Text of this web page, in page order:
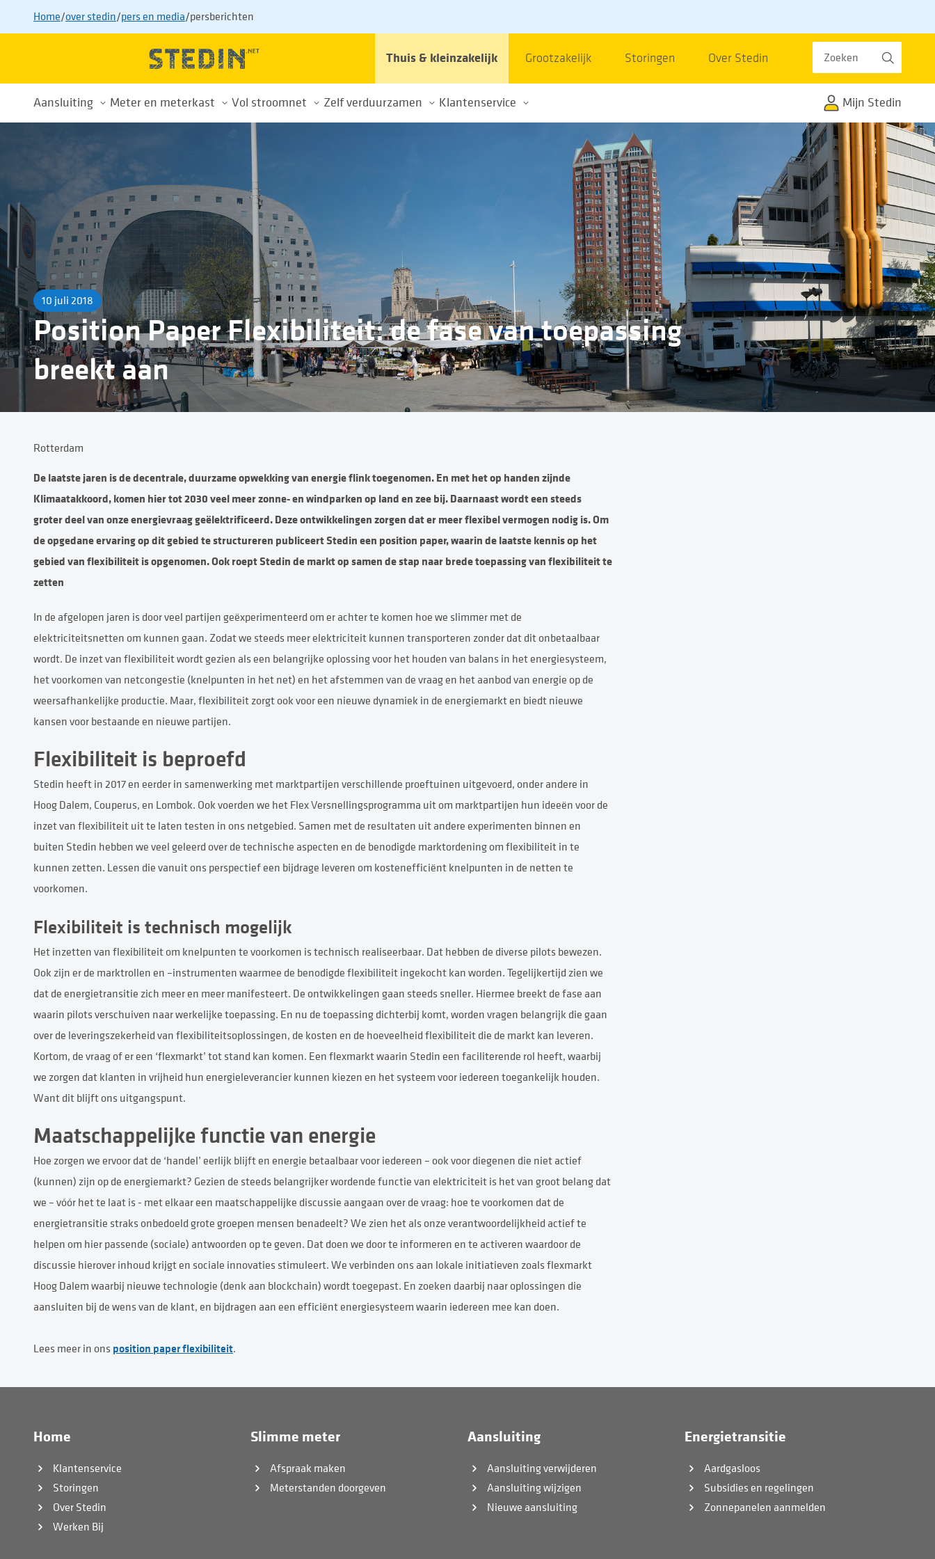
Home/over stedin/pers en media/persberichten
Thuis & kleinzakelijk Grootzakelijk Storingen Over Stedin
Aansluiting
Alles over uw aansluiting
Nieuwe aansluiting
Aansluiting aanpassen
Aansluiting verwijderen
Tarieven
Voorkom afsluiting
Meter en meterkast
Energiemeters
Energiemeterwissel
Slimme meter
Privacy
Vol stroomnet
Drukte op het stroomnet
Wachtlijst
Tips voor slim gebruik energienet
Buurtaanpak
Zelf verduurzamen Klantenservice Mijn Stedin
10 juli 2018
Position Paper Flexibiliteit: de fase van toepassing
breekt aan
Rotterdam
De laatste jaren is de decentrale, duurzame opwekking van energie flink toegenomen. En met het op handen zijnde
Klimaatakkoord, komen hier tot 2030 veel meer zonne- en windparken op land en zee bij. Daarnaast wordt een steeds
groter deel van onze energievraag geëlektrificeerd. Deze ontwikkelingen zorgen dat er meer flexibel vermogen nodig is. Om
de opgedane ervaring op dit gebied te structureren publiceert Stedin een position paper, waarin de laatste kennis op het
gebied van flexibiliteit is opgenomen. Ook roept Stedin de markt op samen de stap naar brede toepassing van flexibiliteit te
zetten
In de afgelopen jaren is door veel partijen geëxperimenteerd om er achter te komen hoe we slimmer met de
elektriciteitsnetten om kunnen gaan. Zodat we steeds meer elektriciteit kunnen transporteren zonder dat dit onbetaalbaar
wordt. De inzet van flexibiliteit wordt gezien als een belangrijke oplossing voor het houden van balans in het energiesysteem,
het voorkomen van netcongestie (knelpunten in het net) en het afstemmen van de vraag en het aanbod van energie op de
weersafhankelijke productie. Maar, flexibiliteit zorgt ook voor een nieuwe dynamiek in de energiemarkt en biedt nieuwe
kansen voor bestaande en nieuwe partijen.
Flexibiliteit is beproefd
Stedin heeft in 2017 en eerder in samenwerking met marktpartijen verschillende proeftuinen uitgevoerd, onder andere in
Hoog Dalem, Couperus, en Lombok. Ook voerden we het Flex Versnellingsprogramma uit om marktpartijen hun ideeën voor de
inzet van flexibiliteit uit te laten testen in ons netgebied. Samen met de resultaten uit andere experimenten binnen en
buiten Stedin hebben we veel geleerd over de technische aspecten en de benodigde marktordening om flexibiliteit in te
kunnen zetten. Lessen die vanuit ons perspectief een bijdrage leveren om kostenefficiënt knelpunten in de netten te
voorkomen.
Flexibiliteit is technisch mogelijk
Het inzetten van flexibiliteit om knelpunten te voorkomen is technisch realiseerbaar. Dat hebben de diverse pilots bewezen.
Ook zijn er de marktrollen en –instrumenten waarmee de benodigde flexibiliteit ingekocht kan worden. Tegelijkertijd zien we
dat de energietransitie zich meer en meer manifesteert. De ontwikkelingen gaan steeds sneller. Hiermee breekt de fase aan
waarin pilots verschuiven naar werkelijke toepassing. En nu de toepassing dichterbij komt, worden vragen belangrijk die gaan
over de leveringszekerheid van flexibiliteitsoplossingen, de kosten en de hoeveelheid flexibiliteit die de markt kan leveren.
Kortom, de vraag of er een ‘flexmarkt’ tot stand kan komen. Een flexmarkt waarin Stedin een faciliterende rol heeft, waarbij
we zorgen dat klanten in vrijheid hun energieleverancier kunnen kiezen en het systeem voor iedereen toegankelijk houden.
Want dit blijft ons uitgangspunt.
Maatschappelijke functie van energie
Hoe zorgen we ervoor dat de ‘handel’ eerlijk blijft en energie betaalbaar voor iedereen – ook voor diegenen die niet actief
(kunnen) zijn op de energiemarkt? Gezien de steeds belangrijker wordende functie van elektriciteit is het van groot belang dat
we – vóór het te laat is - met elkaar een maatschappelijke discussie aangaan over de vraag: hoe te voorkomen dat de
energietransitie straks onbedoeld grote groepen mensen benadeelt? We zien het als onze verantwoordelijkheid actief te
helpen om hier passende (sociale) antwoorden op te geven. Dat doen we door te informeren en te activeren waardoor de
discussie hierover inhoud krijgt en sociale innovaties stimuleert. We verbinden ons aan lokale initiatieven zoals flexmarkt
Hoog Dalem waarbij nieuwe technologie (denk aan blockchain) wordt toegepast. En zoeken daarbij naar oplossingen die
aansluiten bij de wens van de klant, en bijdragen aan een efficiënt energiesysteem waarin iedereen mee kan doen.
Lees meer in ons position paper flexibiliteit.
Home
Klantenservice
Storingen
Over Stedin
Werken Bij
Slimme meter
Afspraak maken
Meterstanden doorgeven
Aansluiting
Aansluiting verwijderen
Aansluiting wijzigen
Nieuwe aansluiting
Energietransitie
Aardgasloos
Subsidies en regelingen
Zonnepanelen aanmelden